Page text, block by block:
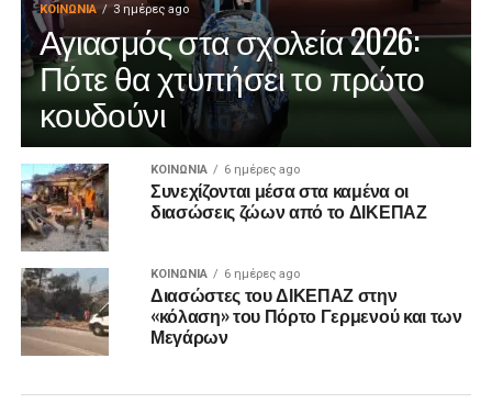
ΚΟΙΝΩΝΊΑ 3 ημέρες ago
Αγιασμός στα σχολεία 2026:
Πότε θα χτυπήσει το πρώτο
κουδούνι
ΚΟΙΝΩΝΊΑ 6 ημέρες ago
Συνεχίζονται μέσα στα καμένα οι
διασώσεις ζώων από το ΔΙΚΕΠΑΖ
ΚΟΙΝΩΝΊΑ 6 ημέρες ago
Διασώστες του ΔΙΚΕΠΑΖ στην
«κόλαση» του Πόρτο Γερμενού και των
Μεγάρων